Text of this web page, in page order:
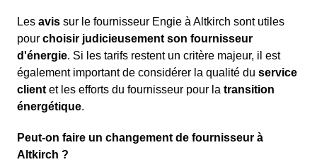
Les avis sur le fournisseur Engie à Altkirch sont utiles
pour choisir judicieusement son fournisseur
d'énergie. Si les tarifs restent un critère majeur, il est
également important de considérer la qualité du service
client et les efforts du fournisseur pour la transition
énergétique.
Peut-on faire un changement de fournisseur à
Altkirch ?